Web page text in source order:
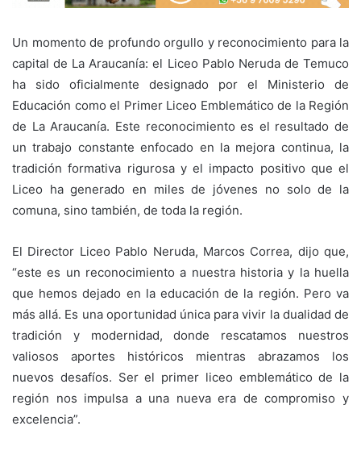
Un momento de profundo orgullo y reconocimiento para la
capital de La Araucanía: el Liceo Pablo Neruda de Temuco
ha sido oficialmente designado por el Ministerio de
Educación como el Primer Liceo Emblemático de la Región
de La Araucanía. Este reconocimiento es el resultado de
un trabajo constante enfocado en la mejora continua, la
tradición formativa rigurosa y el impacto positivo que el
Liceo ha generado en miles de jóvenes no solo de la
comuna, sino también, de toda la región.
El Director Liceo Pablo Neruda, Marcos Correa, dijo que,
“este es un reconocimiento a nuestra historia y la huella
que hemos dejado en la educación de la región. Pero va
más allá. Es una oportunidad única para vivir la dualidad de
tradición y modernidad, donde rescatamos nuestros
valiosos aportes históricos mientras abrazamos los
nuevos desafíos. Ser el primer liceo emblemático de la
región nos impulsa a una nueva era de compromiso y
excelencia”.